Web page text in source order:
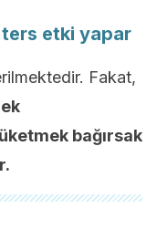
ters etki yapar
Fakat,
bağırsak